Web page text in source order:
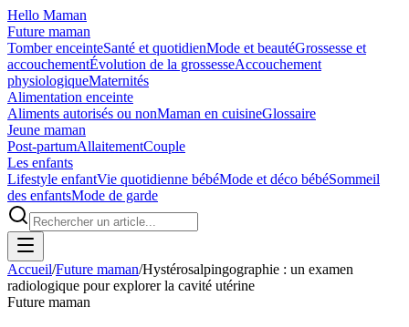
Hello Maman
Future maman
Tomber enceinteSanté et quotidienMode et beautéGrossesse et
accouchementÉvolution de la grossesseAccouchement
physiologiqueMaternités
Alimentation enceinte
Aliments autorisés ou nonMaman en cuisineGlossaire
Jeune maman
Post-partumAllaitementCouple
Les enfants
Lifestyle enfantVie quotidienne bébéMode et déco bébéSommeil
des enfantsMode de garde
Accueil/Future maman/Hystérosalpingographie : un examen
radiologique pour explorer la cavité utérine
Future maman